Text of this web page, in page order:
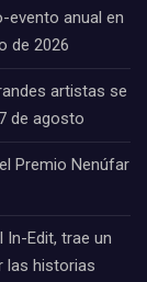
evento anual en
de 2026
artistas se
de agosto
Premio Nenúfar
In-Edit, trae un
las historias